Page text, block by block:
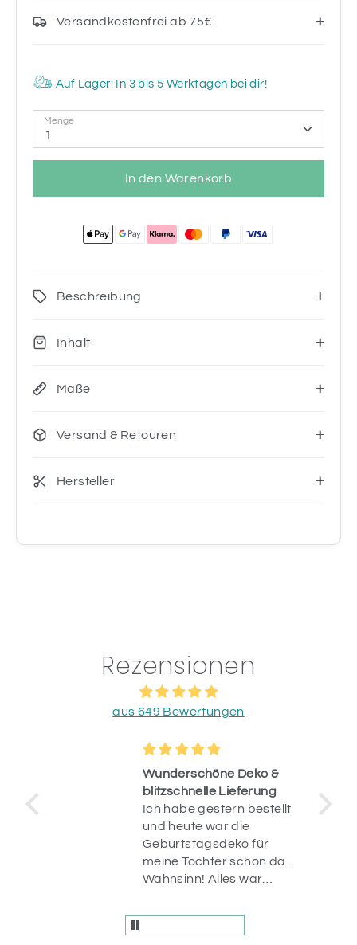
Versandkostenfrei ab 75€
Auf Lager: In 3 bis 5 Werktagen bei dir!
Menge
1
In den Warenkorb
Beschreibung
Inhalt
Maße
Versand & Retouren
Hersteller
Rezensionen
aus 649 Bewertungen
Wunderschöne Deko &
blitzschnelle Lieferung
Ich habe gestern bestellt
und heute war die
Geburtstagsdeko für
meine Tochter schon da.
Wahnsinn! Alles war
die Artikel sind einfach